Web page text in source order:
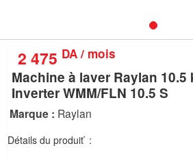
Aide
2 475 DA / mois
Machine à laver Raylan 10.5
Inverter WMM/FLN 10.5 S
Marque : Raylan
Détails du produit ́ :